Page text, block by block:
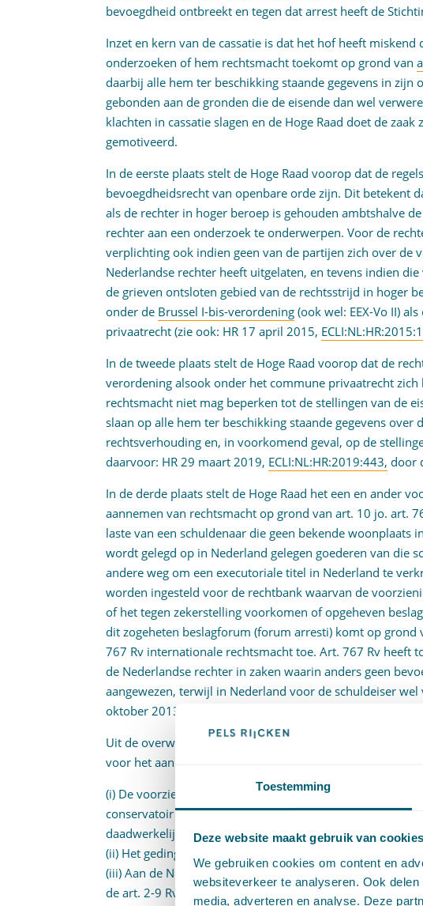
Toestemming
Deze website maakt gebruik van cookies
We gebruiken cookies om content en
websiteverkeer te analyseren. Ook
media, adverteren en analyse. Deze
bevoegdheid ontbreekt en tegen dat arrest heeft de
Inzet en kern van de cassatie is dat het hof heeft
onderzoeken of hem rechtsmacht toekomt op grond van
daarbij alle hem ter beschikking staande gegevens in zijn
gebonden aan de gronden die de eisende dan wel
klachten in cassatie slagen en de Hoge Raad doet de
gemotiveerd.
In de eerste plaats stelt de Hoge Raad voorop dat de
bevoegdheidsrecht van openbare orde zijn. Dit betekent
als de rechter in hoger beroep is gehouden ambtshalve
rechter aan een onderzoek te onderwerpen. Voor de
verplichting ook indien geen van de partijen zich over de
Nederlandse rechter heeft uitgelaten, en tevens indien
de grieven ontsloten gebied van de rechtsstrijd in hoger
onder de Brussel I-bis-verordening (ook wel: EEX-Vo II)
privaatrecht (zie ook: HR 17 april 2015,
In de tweede plaats stelt de Hoge Raad voorop dat de
verordening alsook onder het commune privaatrecht
rechtsmacht niet mag beperken tot de stellingen van de
slaan op alle hem ter beschikking staande gegevens
rechtsverhouding en, in voorkomend geval, op de
daarvoor: HR 29 maart 2019, ECLI:NL:HR:2019:443, door
In de derde plaats stelt de Hoge Raad het een en ander
aannemen van rechtsmacht op grond van art. 10 jo. art.
laste van een schuldenaar die geen bekende woonplaats
wordt gelegd op in Nederland gelegen goederen van die
andere weg om een executoriale titel in Nederland te
worden ingesteld voor de rechtbank waarvan de
of het tegen zekerstelling voorkomen of opgeheven
dit zogeheten beslagforum (forum arresti) komt op grond
767 Rv internationale rechtsmacht toe. Art. 767 Rv heeft
de Nederlandse rechter in zaken waarin anders geen
aangewezen, terwijl in Nederland voor de schuldeiser
oktober 2013,
Uit de overwegingen in r.o. 3.4.5, 3.5.1, 3.5.2 en 3.7 kan
voor het aannemen van rechtsmacht op grond van art. 10
(i) De voorzieningenrechter heeft op grond van art. 765
conservatoir (“vreemdelingen”-)beslag en er is met
daadwerkelijk beslag gelegd;
(ii) Het geding vormt de eis in de hoofdzaak in de zin van
(iii) Aan de Nederlandse rechter komt niet reeds
de art. 2-9 Rv;